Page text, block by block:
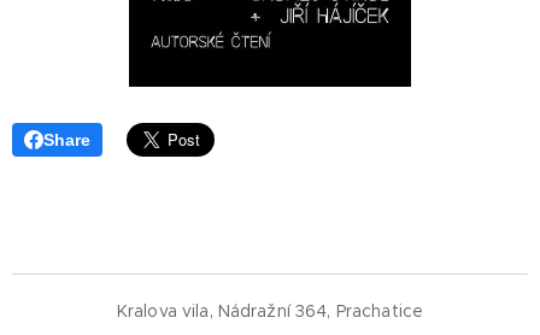
Share
Kralova vila, Nádražní 364, Prachatice